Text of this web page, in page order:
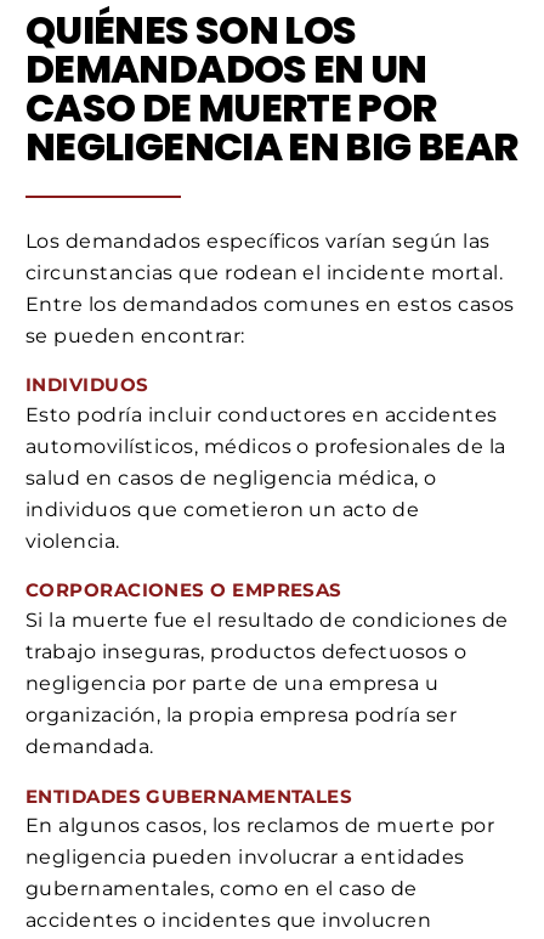
QUIÉNES SON LOS
DEMANDADOS EN UN
CASO DE MUERTE POR
NEGLIGENCIA EN BIG BEAR
Los demandados específicos varían según las
circunstancias que rodean el incidente mortal.
Entre los demandados comunes en estos casos
se pueden encontrar:
INDIVIDUOS
Esto podría incluir conductores en accidentes
automovilísticos, médicos o profesionales de la
salud en casos de negligencia médica, o
individuos que cometieron un acto de
violencia.
CORPORACIONES O EMPRESAS
Si la muerte fue el resultado de condiciones de
trabajo inseguras, productos defectuosos o
negligencia por parte de una empresa u
organización, la propia empresa podría ser
demandada.
ENTIDADES GUBERNAMENTALES
En algunos casos, los reclamos de muerte por
negligencia pueden involucrar a entidades
gubernamentales, como en el caso de
accidentes o incidentes que involucren